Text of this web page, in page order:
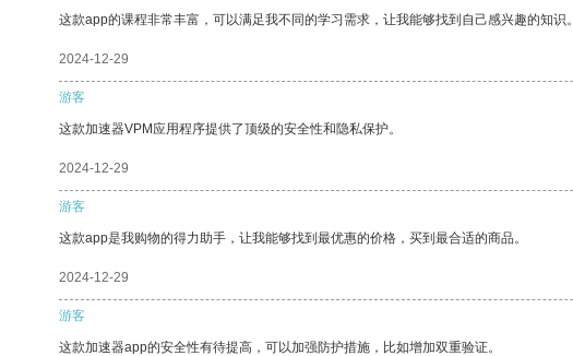
这款app的课程非常丰富，可以满足我不同的学习需求，让我能够找到自己感兴趣的知识。
2024-12-29
游客
这款加速器VPM应用程序提供了顶级的安全性和隐私保护。
2024-12-29
游客
这款app是我购物的得力助手，让我能够找到最优惠的价格，买到最合适的商品。
2024-12-29
游客
这款加速器app的安全性有待提高，可以加强防护措施，比如增加双重验证。